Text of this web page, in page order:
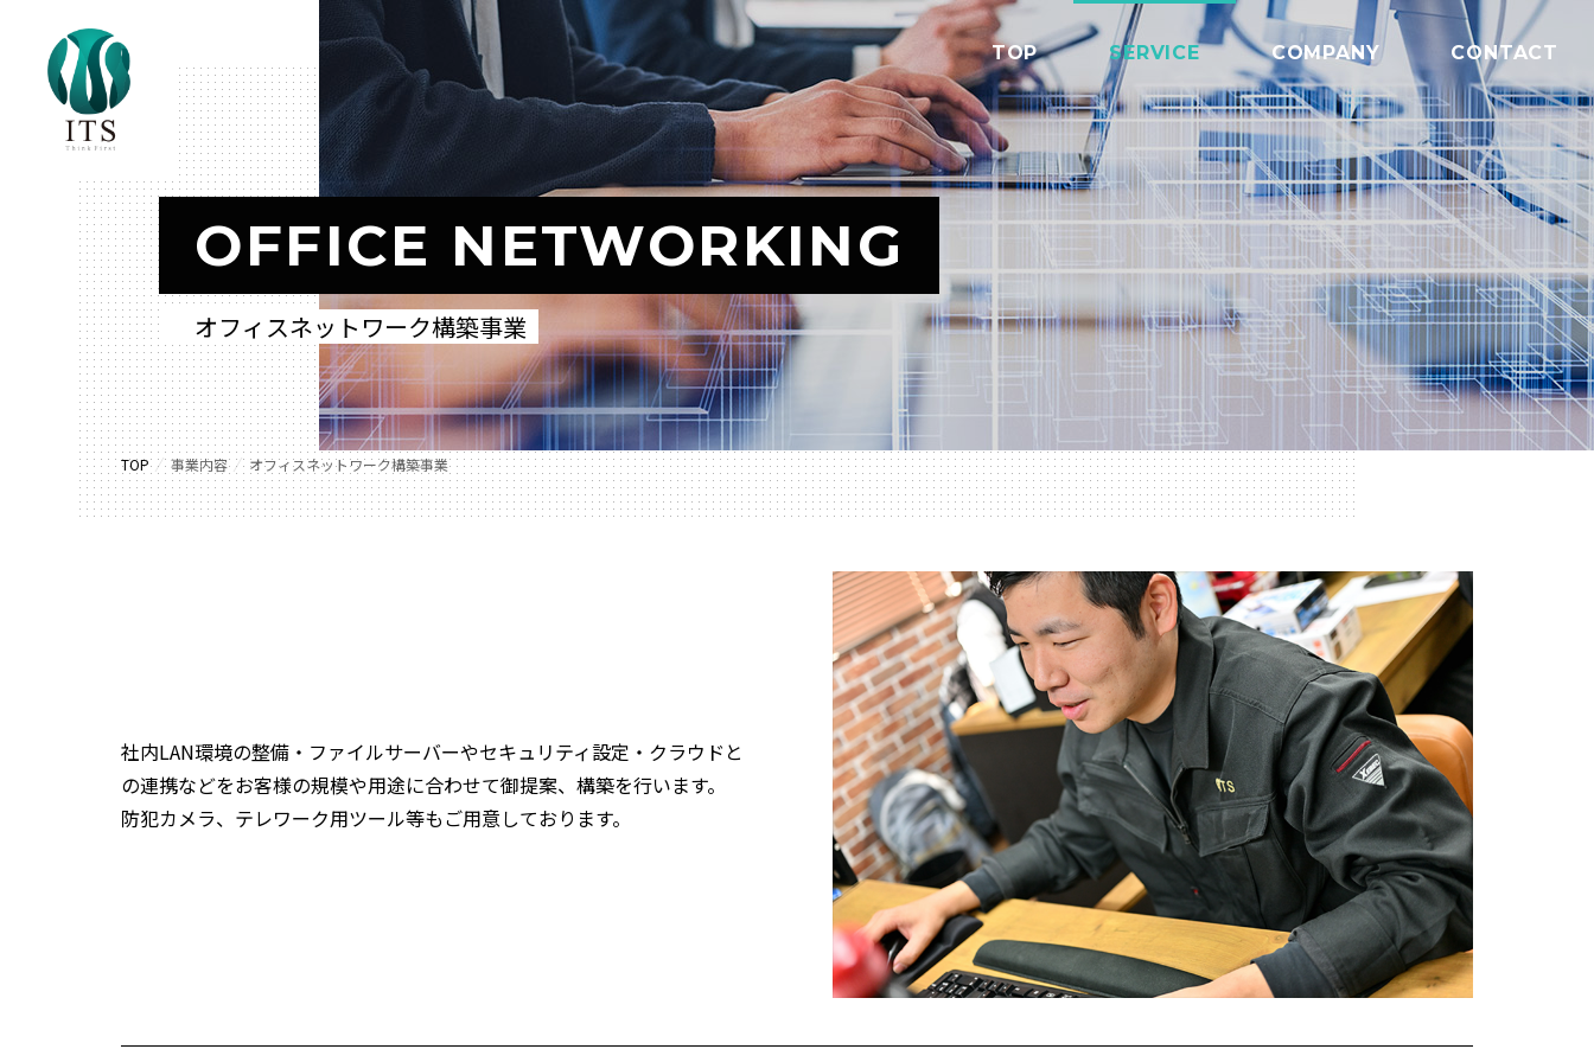
TOP SERVICE COMPANY CONTACT
OFFICE NETWORKING
オフィスネットワーク構築事業
TOP 事業内容 オフィスネットワーク構築事業
社内LAN環境の整備・ファイルサーバーやセキュリティ設定・クラウドと
の連携などをお客様の規模や用途に合わせて御提案、構築を行います。
防犯カメラ、テレワーク用ツール等もご用意しております。